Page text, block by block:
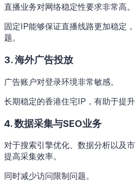
直播业务对网络稳定性要求非常高。
固定IP能够保证直播线路更加稳定
题。
3. 海外广告投放
广告账户对登录环境非常敏感。
长期稳定的香港住宅IP，有助于提升
4. 数据采集与SEO业务
对于搜索引擎优化、数据分析以及
提高采集效率。
同时减少访问限制问题。